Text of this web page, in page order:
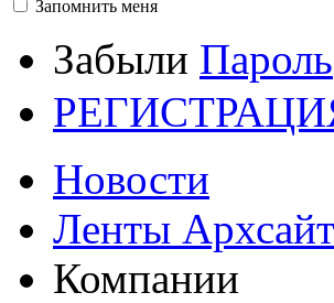
Запомнить меня
Забыли Пароль
Новости
Ленты
Компании